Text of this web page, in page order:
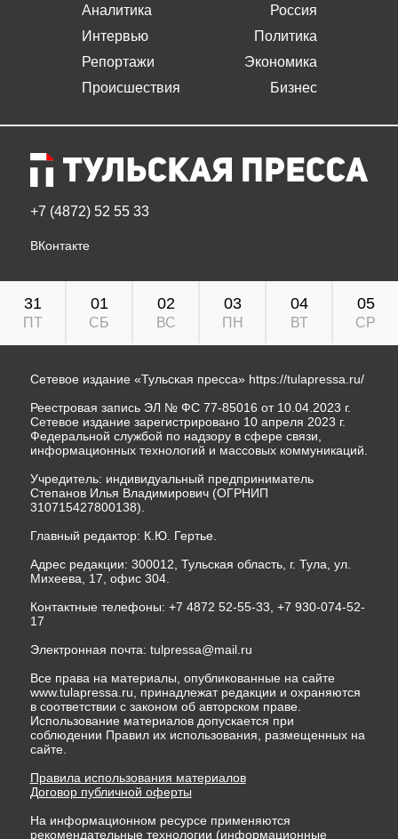
Аналитика
Интервью
Репортажи
Происшествия
Россия
Политика
Экономика
Бизнес
+7 (4872) 52 55 33
ВКонтакте
31
ПТ
01
СБ
02
ВС
03
ПН
04
ВТ
05
СР
Сетевое издание «Тульская пресса» https://tulapressa.ru/
Реестровая запись ЭЛ № ФС 77-85016 от 10.04.2023 г.
Сетевое издание зарегистрировано 10 апреля 2023 г.
Федеральной службой по надзору в сфере связи,
информационных технологий и массовых коммуникаций.
Учредитель: индивидуальный предприниматель
Степанов Илья Владимирович (ОГРНИП
310715427800138).
Главный редактор: К.Ю. Гертье.
Адрес редакции: 300012, Тульская область, г. Тула, ул.
Михеева, 17, офис 304.
Контактные телефоны: +7 4872 52-55-33, +7 930-074-52-
17
Электронная почта: tulpressa@mail.ru
Все права на материалы, опубликованные на сайте
www.tulapressa.ru, принадлежат редакции и охраняются
в соответствии с законом об авторском праве.
Использование материалов допускается при
соблюдении Правил их использования, размещенных на
сайте.
Правила использования материалов
Договор публичной оферты
На информационном ресурсе применяются
рекомендательные технологии (информационные